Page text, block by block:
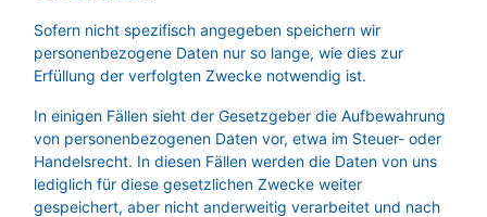
Sofern nicht spezifisch angegeben speichern wir
personenbezogene Daten nur so lange, wie dies zur
Erfüllung der verfolgten Zwecke notwendig ist.
In einigen Fällen sieht der Gesetzgeber die Aufbewahrung
von personenbezogenen Daten vor, etwa im Steuer- oder
Handelsrecht. In diesen Fällen werden die Daten von uns
lediglich für diese gesetzlichen Zwecke weiter
gespeichert, aber nicht anderweitig verarbeitet und nach